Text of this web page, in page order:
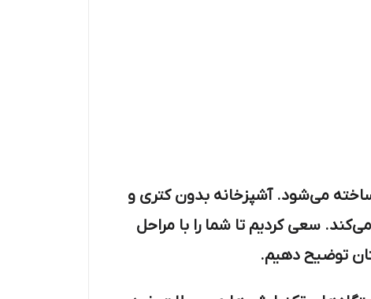
می‌شود. آشپزخانه بدون کتری و
سعی کردیم تا شما را با مراحل
توضیح دهیم.